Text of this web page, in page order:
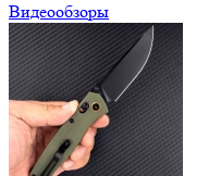
Видеообзоры